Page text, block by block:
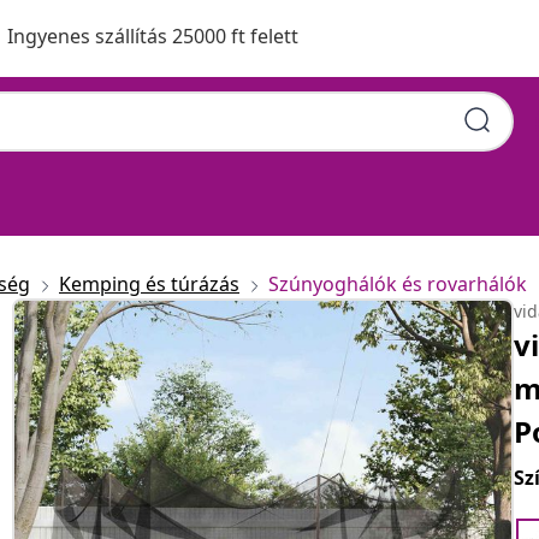
Ingyenes szállítás 25000 ft felett
Kemping és túrázás Szúnyoghálók és rovarhálók